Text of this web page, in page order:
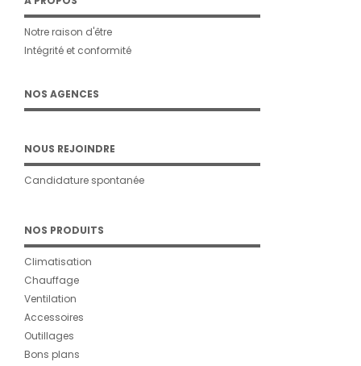
Notre raison d'être
Intégrité et conformité
NOS AGENCES
NOUS REJOINDRE
Candidature spontanée
NOS PRODUITS
Climatisation
Chauffage
Ventilation
Accessoires
Outillages
Bons plans